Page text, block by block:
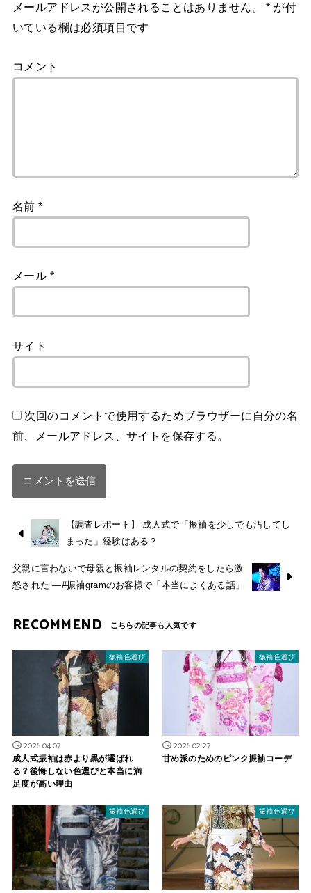
メールアドレスが公開されることはありません。 * が付
いている欄は必須項目です
コメント
名前*
メール *
サイト
次回のコメントで使用するためブラウザーに自分の名
前、メールアドレス、サイトを保存する。
【調査レポート】 成人式で「振袖を少しでも汚してし
まった」経験はある？
父親に言わないで母親と振袖レンタルの契約をしたら激
怒された ―#振袖gramのお客様で「本当によくある話」
RECOMMEND
振袖色選び
2026.04.07
成人式振袖は赤より黒が選ばれ
る？後悔しない色選びと本当に満
足度が高い理由
振袖色選び
2026.02.27
甘め派のためのピンク振袖コーデ
振袖色選び 振袖色選び